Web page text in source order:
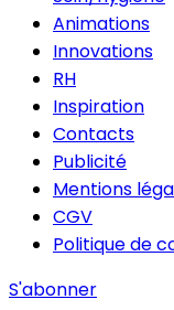
Animations
Innovations
RH
Inspiration
Contacts
Publicité
Mentions
CGV
Politique de
S'abonner